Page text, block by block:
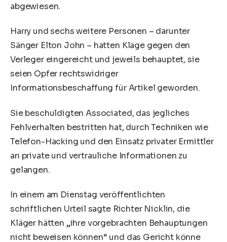
abgewiesen.
Harry und sechs weitere Personen – darunter
Sänger Elton John – hatten Klage gegen den
Verleger eingereicht und jeweils behauptet, sie
seien Opfer rechtswidriger
Informationsbeschaffung für Artikel geworden.
Sie beschuldigten Associated, das jegliches
Fehlverhalten bestritten hat, durch Techniken wie
Telefon-Hacking und den Einsatz privater Ermittler
an private und vertrauliche Informationen zu
gelangen.
In einem am Dienstag veröffentlichten
schriftlichen Urteil sagte Richter Nicklin, die
Kläger hätten „ihre vorgebrachten Behauptungen
nicht beweisen können“ und das Gericht könne